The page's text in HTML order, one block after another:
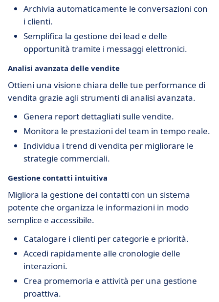
Archivia automaticamente le conversazioni con
i clienti.
Semplifica la gestione dei lead e delle
opportunità tramite i messaggi elettronici.
Analisi avanzata delle vendite
Ottieni una visione chiara delle tue performance di
vendita grazie agli strumenti di analisi avanzata.
Genera report dettagliati sulle vendite.
Monitora le prestazioni del team in tempo reale.
Individua i trend di vendita per migliorare le
strategie commerciali.
Gestione contatti intuitiva
Migliora la gestione dei contatti con un sistema
potente che organizza le informazioni in modo
semplice e accessibile.
Catalogare i clienti per categorie e priorità.
Accedi rapidamente alle cronologie delle
interazioni.
Crea promemoria e attività per una gestione
proattiva.